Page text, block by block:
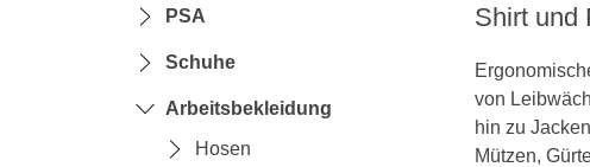
PSA
Schuhe
Arbeitsbekleidung
Hosen
Shirt und
von
hin zu
Mützen,